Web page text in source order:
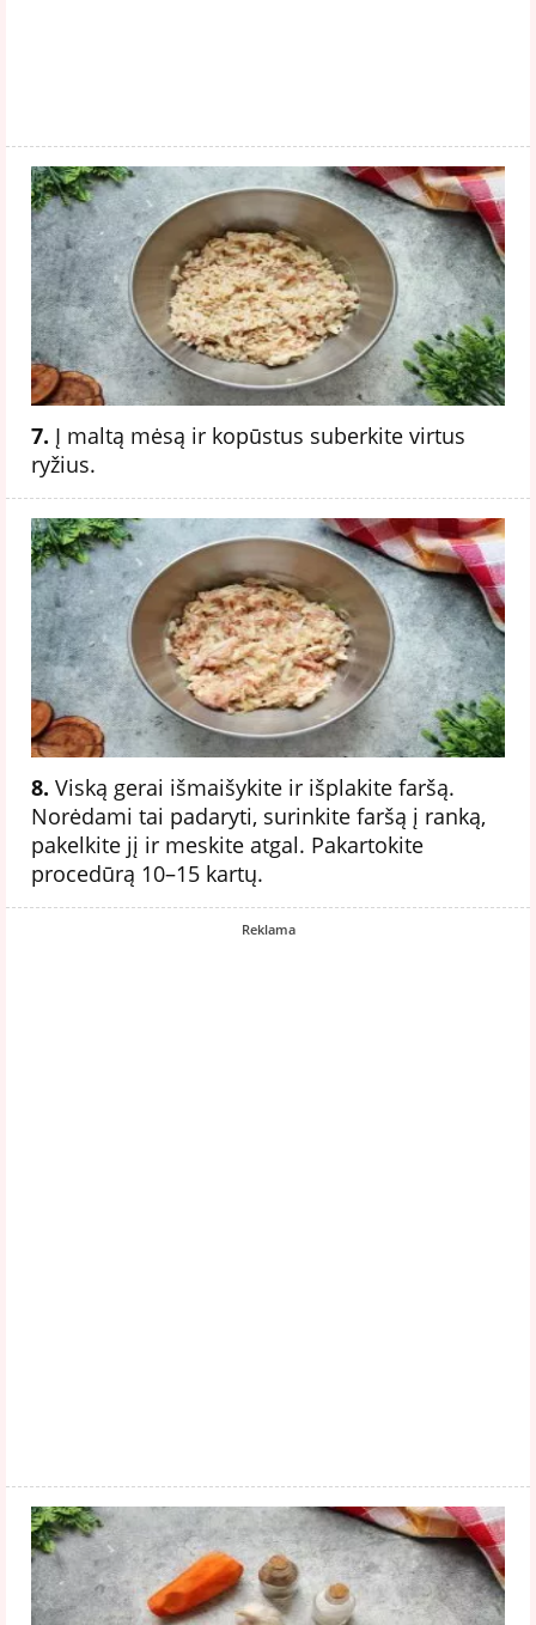
7. Į maltą mėsą ir kopūstus suberkite virtus
ryžius.
8. Viską gerai išmaišykite ir išplakite faršą.
Norėdami tai padaryti, surinkite faršą į ranką,
pakelkite jį ir meskite atgal. Pakartokite
procedūrą 10–15 kartų.
Reklama